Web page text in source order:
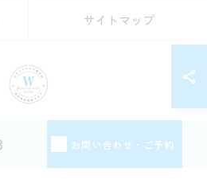
お問い合わせ・ご予約
サイトマップ
トニングならホワイトニングショップ名古屋
RESERVED.